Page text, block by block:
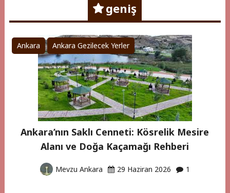
geniş
Ankara Ankara Gezilecek Yerler
Ankara’nın Saklı Cenneti: Kösrelik Mesire
Alanı ve Doğa Kaçamağı Rehberi
Mevzu Ankara 29 Haziran 2026 1